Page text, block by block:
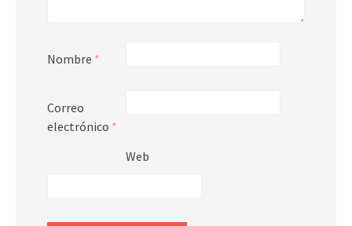
Nombre *
Correo
electrónico *
Web